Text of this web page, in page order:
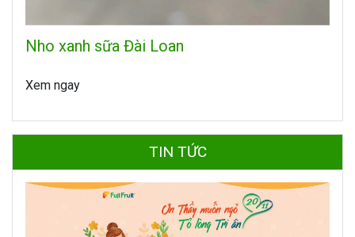
Nho xanh sữa Đài Loan
Xem ngay
TIN TỨC